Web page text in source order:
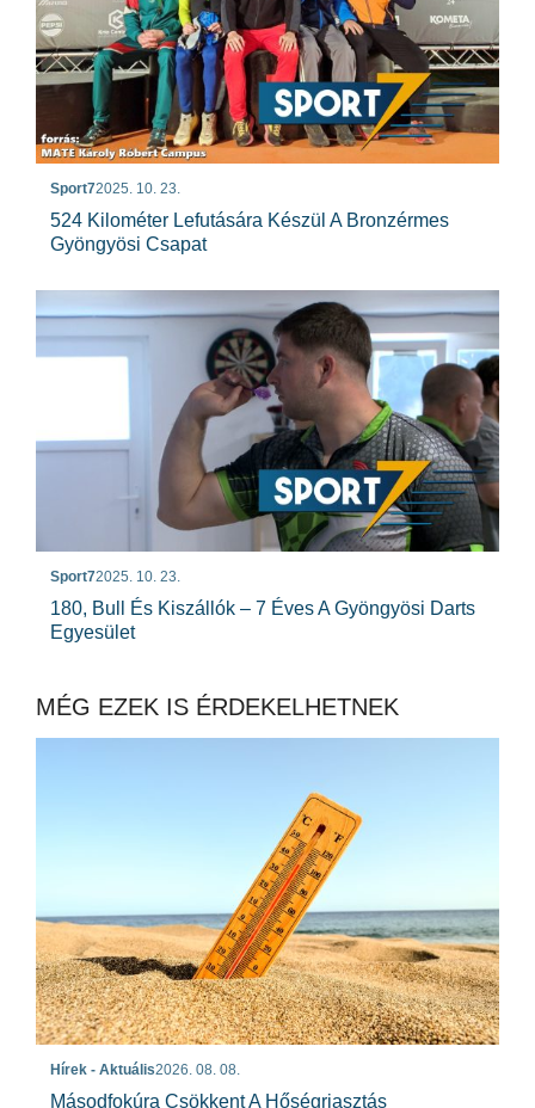
Sport72025. 10. 23.
524 Kilométer Lefutására Készül A Bronzérmes
Gyöngyösi Csapat
Sport72025. 10. 23.
180, Bull És Kiszállók – 7 Éves A Gyöngyösi Darts
Egyesület
MÉG EZEK IS ÉRDEKELHETNEK
Hírek - Aktuális2026. 08. 08.
Másodfokúra Csökkent A Hőségriasztás